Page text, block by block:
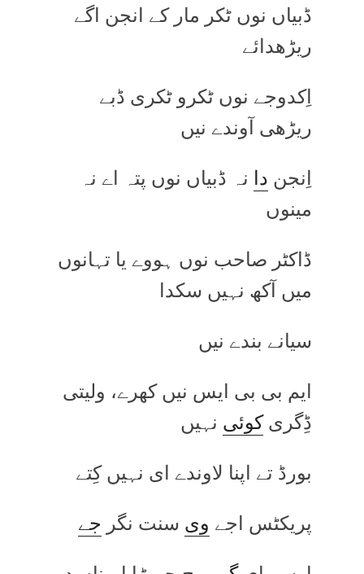
ڈبیاں نوں ٹکر مار کے انجن اگے
ریڑھدائے
اِکدوجے نوں ٹکرو ٹکری ڈبے
ریڑھی آوندے نیں
اِنجن دا نہ ڈبیاں نوں پتہ اے نہ
مینوں
ڈاکٹر صاحب نوں ہووے یا تہانوں
میں آکھ نہیں سکدا
سیانے بندے نیں
ایم بی بی ایس نیں کھرے، ولیتی
ڈِگریکوئی نہیں
بورڈ تے اپنا لاوندے ای نہیں کِتے
پریکٹس اجے وی سنت نگر جے